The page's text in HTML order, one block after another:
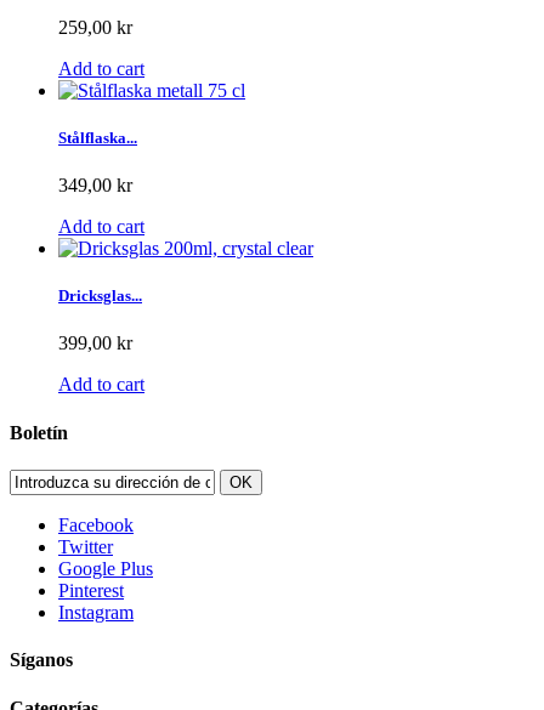
259,00 kr
Add to cart
Stålflaska...
349,00 kr
Add to cart
Dricksglas...
399,00 kr
Add to cart
Boletín
OK
Facebook
Twitter
Google Plus
Pinterest
Instagram
Síganos